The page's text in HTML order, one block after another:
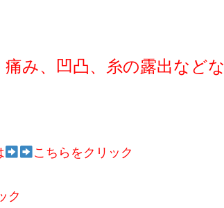
み、凹凸、糸の露出などな
こちらをクリック
ク